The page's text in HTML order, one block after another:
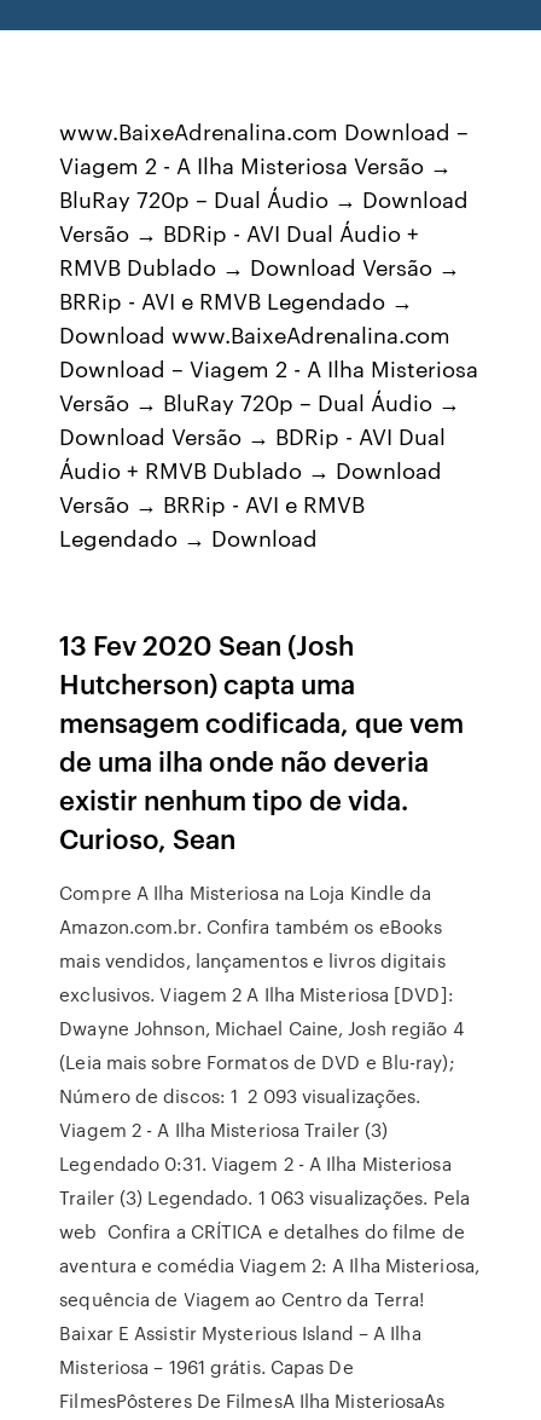
www.BaixeAdrenalina.com Download –
Viagem 2 - A Ilha Misteriosa Versão →
BluRay 720p – Dual Áudio → Download
Versão → BDRip - AVI Dual Áudio +
RMVB Dublado → Download Versão →
BRRip - AVI e RMVB Legendado →
Download www.BaixeAdrenalina.com
Download – Viagem 2 - A Ilha Misteriosa
Versão → BluRay 720p – Dual Áudio →
Download Versão → BDRip - AVI Dual
Áudio + RMVB Dublado → Download
Versão → BRRip - AVI e RMVB
Legendado → Download
13 Fev 2020 Sean (Josh
Hutcherson) capta uma
mensagem codificada, que vem
de uma ilha onde não deveria
existir nenhum tipo de vida.
Curioso, Sean
Compre A Ilha Misteriosa na Loja Kindle da
Amazon.com.br. Confira também os eBooks
mais vendidos, lançamentos e livros digitais
exclusivos. Viagem 2 A Ilha Misteriosa [DVD]:
Dwayne Johnson, Michael Caine, Josh região 4
(Leia mais sobre Formatos de DVD e Blu-ray);
Número de discos: 1 2 093 visualizações.
Viagem 2 - A Ilha Misteriosa Trailer (3)
Legendado 0:31. Viagem 2 - A Ilha Misteriosa
Trailer (3) Legendado. 1 063 visualizações. Pela
web Confira a CRÍTICA e detalhes do filme de
aventura e comédia Viagem 2: A Ilha Misteriosa,
sequência de Viagem ao Centro da Terra!
Baixar E Assistir Mysterious Island – A Ilha
Misteriosa – 1961 grátis. Capas De
FilmesPôsteres De FilmesA Ilha MisteriosaAs